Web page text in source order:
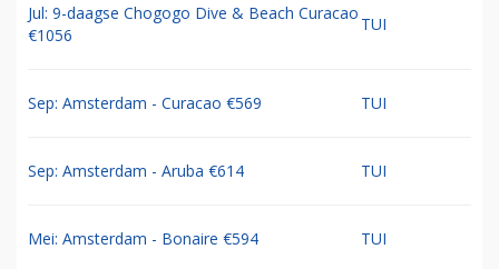
Jul: 9-daagse Chogogo Dive & Beach Curacao
€1056
TUI
Sep: Amsterdam - Curacao €569 TUI
Sep: Amsterdam - Aruba €614 TUI
Mei: Amsterdam - Bonaire €594 TUI